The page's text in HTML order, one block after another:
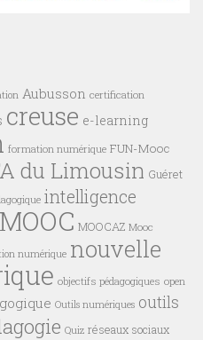
Aubusson certification
creuse e-learning
formation numérique FUN-Mooc
du Limousin Guéret
intelligence
MOOC MOOCAZ Mooc
numérique nouvelle
objectifs pédagogiques open
Outils numériques outils
Quiz réseaux sociaux